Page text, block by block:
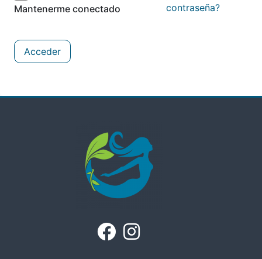
Mantenerme conectado
contraseña?
Acceder